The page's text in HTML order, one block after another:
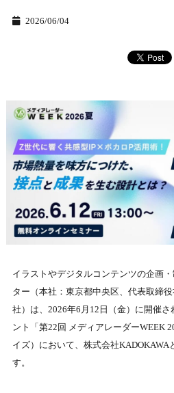
2026/06/04
イラストやデジタルコンテンツの企画
ター（本社：東京都中央区、代表取締
社）は、2026年6月12日（金）に開催
ント「第22回 メディアレーダーWEEK
イズ）において、株式会社KADOKAWA
す。